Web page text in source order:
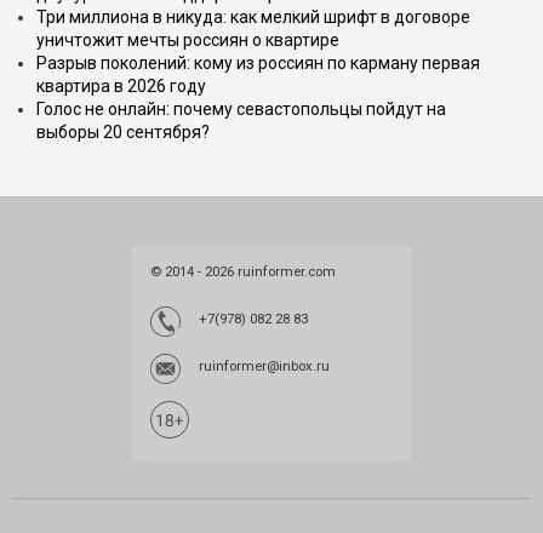
Три миллиона в никуда: как мелкий шрифт в договоре
уничтожит мечты россиян о квартире
Разрыв поколений: кому из россиян по карману первая
квартира в 2026 году
Голос не онлайн: почему севастопольцы пойдут на
выборы 20 сентября?
© 2014 - 2026 ruinformer.com
+7(978) 082 28 83
ruinformer@inbox.ru